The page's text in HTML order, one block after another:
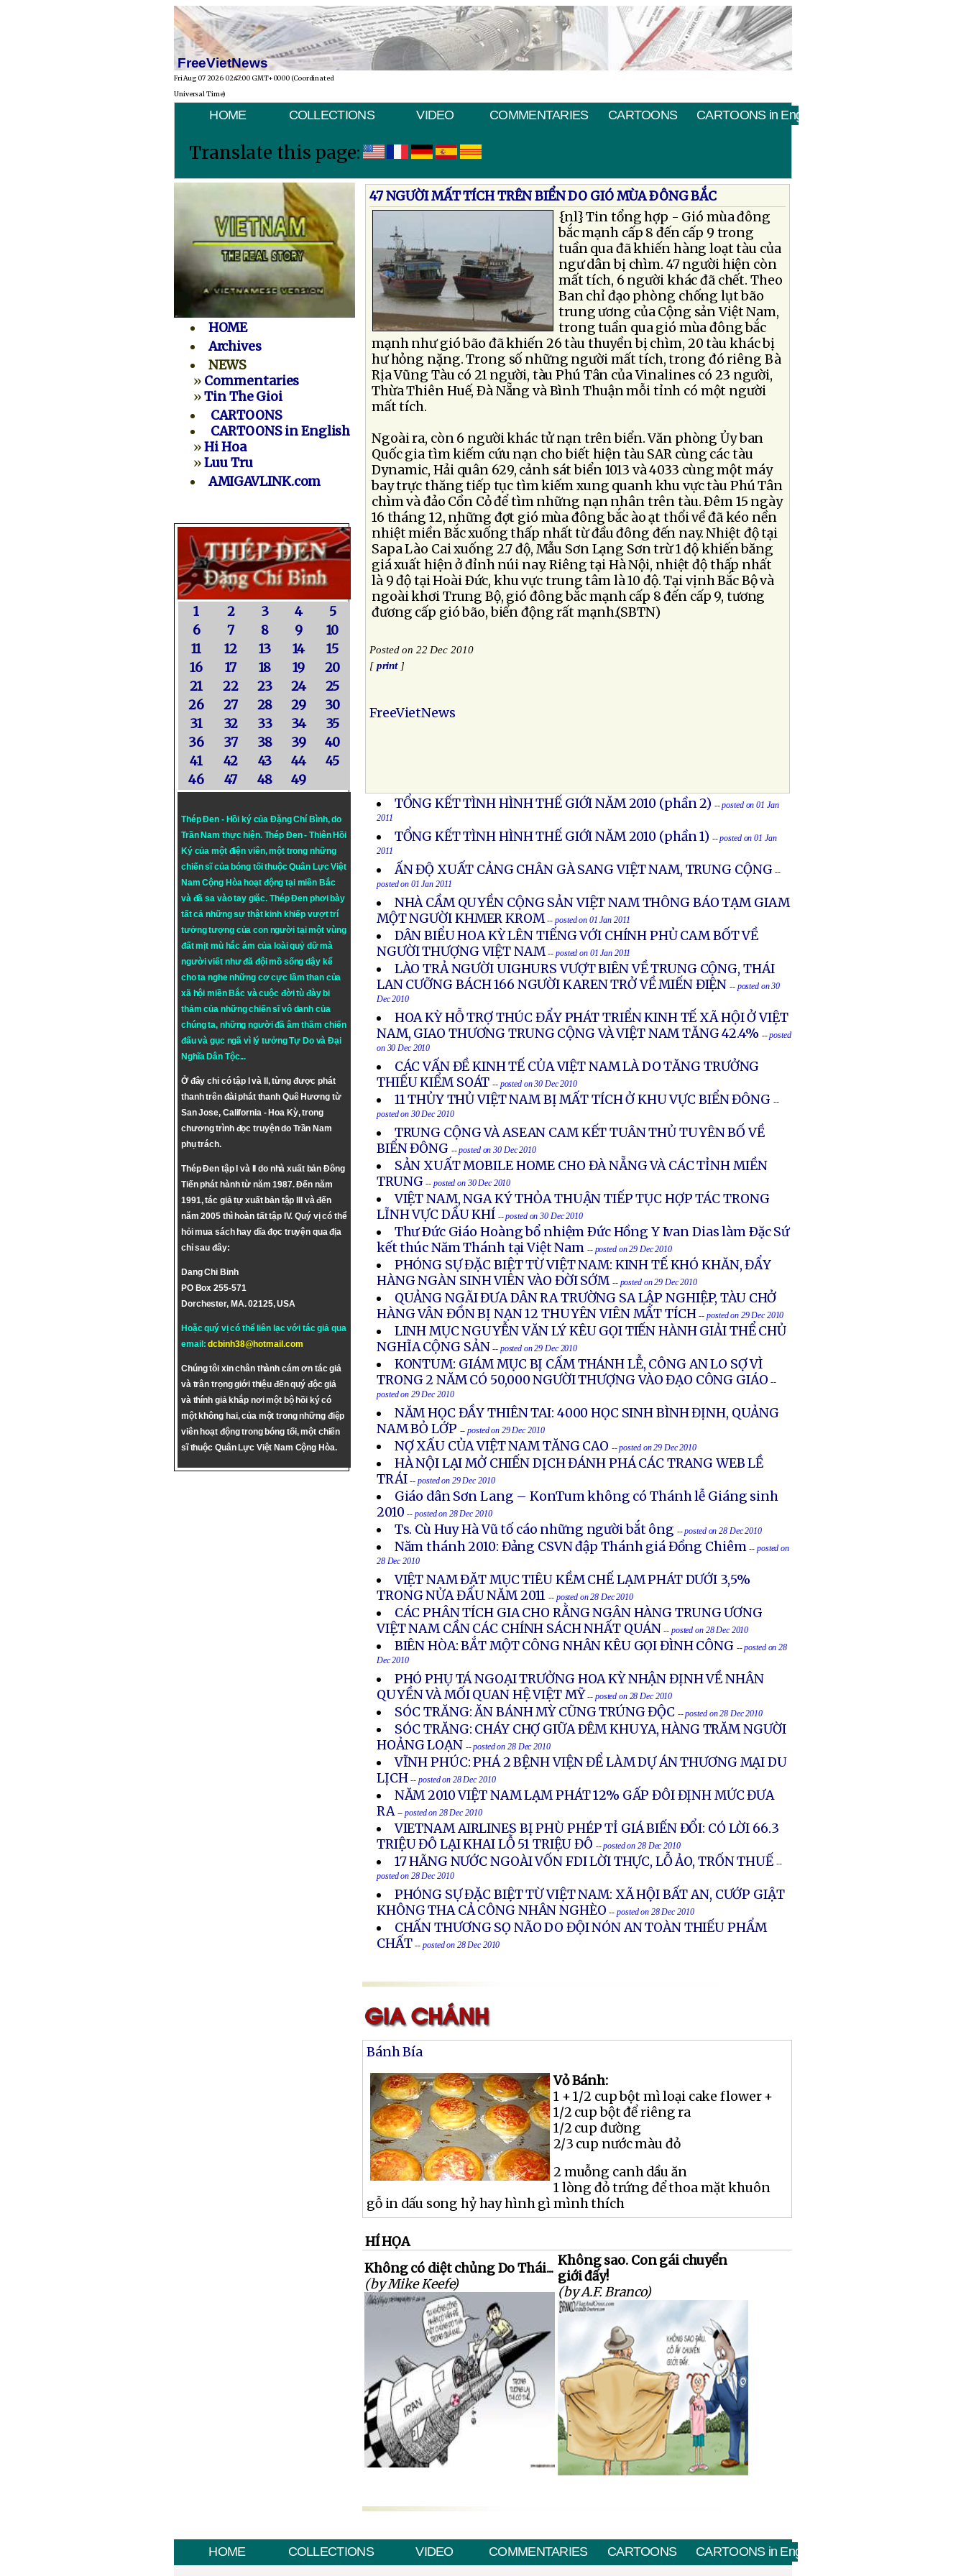
FreeVietNews
Fri Aug 07 2026 02:47:00 GMT+0000 (Coordinated
Universal Time)
HOME COLLECTIONS VIDEO COMMENTARIES CARTOONS CARTOONS in English
Translate this page:
HOME
Archives
NEWS
» Commentaries
»Tin The Gioi
CARTOONS
CARTOONS in English
»Hi Hoa
»Luu Tru
AMIGAVLINK.com
1 2 3 4
5
6
7 8 9
10
11
12 13 14
15
16
17 18 19
20
21
22 23 24
25
26
27 28 29
30
31
32 33 34
35
36
37 38 39
40
41
42 43 44
45
46
47 48 49
Thép Đen - Hồi ký của Đặng Chí Bình, do
Trần Nam thực hiện. Thép Đen- Thiên Hồi
Ký của một điện viên, một trong những
chiến sĩ của bóng tối thuộc Quân Lực Việt
Nam Cộng Hòa hoạt động tại miền Bắc
và đã sa vào tay giặc. Thép Đen phơi bày
tất cả những sự thật kinh khiếp vượt trí
tưởng tượng của con người tại một vùng
đất mịt mù hắc ám của loài quỷ dữ mà
người viết như đã đội mồ sống dậy kể
cho ta nghe những cơ cực lầm than của
xã hội miền Bắc và cuộc đời tù đày bi
thảm của những chiến sĩ vô danh của
chúng ta, những người đã âm thầm chiến
đấu và gục ngã vì lý tưởngTự DovàĐại
Nghĩa Dân Tộc...
Ở đây chỉ có tập I và II, từng được phát
thanh trên đài phát thanh Quê Hương từ
San Jose, California - Hoa Kỳ, trong
chương trình đọc truyện do Trần Nam
phụ trách.
Thép Đen tập I và II do nhà xuất bản Đông
Tiến phát hành từ năm 1987. Đến năm
1991, tác giả tự xuất bản tập III và đến
năm 2005 thì hoàn tất tập IV. Quý vị có thể
hỏi mua sách hay dĩa đọc truyện qua địa
chỉ sau đây:
Dang Chi Binh
PO Box 255-571
Dorchester, MA. 02125, USA
Hoặc quý vị có thể liên lạc với tác giả qua
email:dcbinh38@hotmail.com
Chúng tôi xin chân thành cám ơn tác giả
và trân trọng giới thiệu đến quý độc giả
và thính giả khắp nơi một bộ hồi ký có
một không hai, của một trong những điệp
viên hoạt động trong bóng tối, một chiến
sĩ thuộc Quân Lực Việt Nam Cộng Hòa.
47 NGƯỜI MẤT TÍCH TRÊN BIỂN DO GIÓ MÙA ÐÔNG BẮC
{nl}Tin tổng hợp - Gió mùa đông
bắc mạnh cấp 8 đến cấp 9 trong
tuần qua đã khiến hàng loạt tàu của
ngư dân bị chìm. 47 người hiện còn
mất tích, 6 người khác đã chết. Theo
Ban chỉ đạo phòng chống lụt bão
trung ương của Cộng sản Việt Nam,
trong tuần qua gió mùa đông bắc
mạnh như gió bão đã khiến 26 tàu thuyền bị chìm, 20 tàu khác bị
hư hỏng nặng. Trong số những người mất tích, trong đó riêng Bà
Rịa Vũng Tàu có 21 người, tàu Phú Tân của Vinalines có 23 người,
Thừa Thiên Huế, Ðà Nẵng và Bình Thuận mỗi tỉnh có một người
mất tích.
Ngoài ra, còn 6 người khác tử nạn trên biển. Văn phòng Ủy ban
Quốc gia tìm kiếm cứu nạn cho biết hiện tàu SAR cùng các tàu
Dynamic, Hải quân 629, cảnh sát biển 1013 và 4033 cùng một máy
bay trực thăng tiếp tục tìm kiếm xung quanh khu vực tàu Phú Tân
chìm và đảo Cồn Cỏ để tìm những nạn nhân trên tàu. Ðêm 15 ngày
16 tháng 12, những đợt gió mùa đông bắc ào ạt thổi về đã kéo nền
nhiệt miền Bắc xuống thấp nhất từ đầu đông đến nay. Nhiệt độ tại
Sapa Lào Cai xuống 2.7 độ, Mẫu Sơn Lạng Sơn trừ 1 độ khiến băng
giá xuất hiện ở đỉnh núi nay. Riêng tại Hà Nội, nhiệt độ thấp nhất
là 9 độ tại Hoài Ðức, khu vực trung tâm là 10 độ. Tại vịnh Bắc Bộ và
ngoài khơi Trung Bộ, gió đông bắc mạnh cấp 8 đến cấp 9, tương
đương cấp gió bão, biển động rất mạnh.(SBTN)
Posted on 22 Dec 2010
[print]
FreeVietNews
TỔNG KẾT TÌNH HÌNH THẾ GIỚI NĂM 2010 (phần 2) -- posted on 01 Jan
2011
TỔNG KẾT TÌNH HÌNH THẾ GIỚI NĂM 2010 (phần 1) -- posted on 01 Jan
2011
ẤN ĐỘ XUẤT CẢNG CHÂN GÀ SANG VIỆT NAM, TRUNG CỘNG --
posted on 01 Jan 2011
NHÀ CẦM QUYỀN CỘNG SẢN VIỆT NAM THÔNG BÁO TẠM GIAM
MỘT NGƯỜI KHMER KROM -- posted on 01 Jan 2011
DÂN BIỂU HOA KỲ LÊN TIẾNG VỚI CHÍNH PHỦ CAM BỐT VỀ
NGƯỜI THƯỢNG VIỆT NAM -- posted on 01 Jan 2011
LÀO TRẢ NGƯỜI UIGHURS VƯỢT BIÊN VỀ TRUNG CỘNG, THÁI
LAN CƯỠNG BÁCH 166 NGƯỜI KAREN TRỞ VỀ MIẾN ĐIỆN -- posted on 30
Dec 2010
HOA KỲ HỖ TRỢ THÚC ĐẨY PHÁT TRIỂN KINH TẾ XÃ HỘI Ở VIỆT
NAM, GIAO THƯƠNG TRUNG CỘNG VÀ VIỆT NAM TĂNG 42.4% -- posted
on 30 Dec 2010
CÁC VẤN ĐỀ KINH TẾ CỦA VIỆT NAM LÀ DO TĂNG TRƯỞNG
THIẾU KIỂM SOÁT -- posted on 30 Dec 2010
11 THỦY THỦ VIỆT NAM BỊ MẤT TÍCH Ở KHU VỰC BIỂN ĐÔNG --
posted on 30 Dec 2010
TRUNG CỘNG VÀ ASEAN CAM KẾT TUÂN THỦ TUYÊN BỐ VỀ
BIỂN ĐÔNG -- posted on 30 Dec 2010
SẢN XUẤT MOBILE HOME CHO ĐÀ NẴNG VÀ CÁC TỈNH MIỀN
TRUNG -- posted on 30 Dec 2010
VIỆT NAM, NGA KÝ THỎA THUẬN TIẾP TỤC HỢP TÁC TRONG
LĨNH VỰC DẦU KHÍ -- posted on 30 Dec 2010
Thư Ðức Giáo Hoàng bổ nhiệm Ðức Hồng Y Ivan Dias làm Ðặc Sứ
kết thúc Năm Thánh tại Việt Nam -- posted on 29 Dec 2010
PHÓNG SỰ ĐẶC BIỆT TỪ VIỆT NAM: KINH TẾ KHÓ KHĂN, ĐẨY
HÀNG NGÀN SINH VIÊN VÀO ĐỜI SỚM -- posted on 29 Dec 2010
QUẢNG NGÃI ĐƯA DÂN RA TRƯỜNG SA LẬP NGHIỆP, TÀU CHỞ
HÀNG VÂN ĐỒN BỊ NẠN 12 THUYÊN VIÊN MẤT TÍCH -- posted on 29 Dec 2010
LINH MỤC NGUYỄN VĂN LÝ KÊU GỌI TIẾN HÀNH GIẢI THỂ CHỦ
NGHĨA CỘNG SẢN -- posted on 29 Dec 2010
KONTUM: GIÁM MỤC BỊ CẤM THÁNH LỄ, CÔNG AN LO SỢ VÌ
TRONG 2 NĂM CÓ 50,000 NGƯỜI THƯỢNG VÀO ĐẠO CÔNG GIÁO--
posted on 29 Dec 2010
NĂM HỌC ĐẦY THIÊN TAI: 4000 HỌC SINH BÌNH ĐỊNH, QUẢNG
NAM BỎ LỚP -- posted on 29 Dec 2010
NỢ XẤU CỦA VIỆT NAM TĂNG CAO -- posted on 29 Dec 2010
HÀ NỘI LẠI MỞ CHIẾN DỊCH ĐÁNH PHÁ CÁC TRANG WEB LỀ
TRÁI -- posted on 29 Dec 2010
Giáo dân Sơn Lang – KonTum không có Thánh lễ Giáng sinh
2010 -- posted on 28 Dec 2010
Ts. Cù Huy Hà Vũ tố cáo những người bắt ông -- posted on 28 Dec 2010
Năm thánh 2010: Đảng CSVN đập Thánh giá Đồng Chiêm -- posted on
28 Dec 2010
VIỆT NAM ĐẶT MỤC TIÊU KỀM CHẾ LẠM PHÁT DƯỚI 3,5%
TRONG NỬA ĐẦU NĂM 2011 -- posted on 28 Dec 2010
CÁC PHÂN TÍCH GIA CHO RẰNG NGÂN HÀNG TRUNG ƯƠNG
VIỆT NAM CẦN CÁC CHÍNH SÁCH NHẤT QUÁN -- posted on 28 Dec 2010
BIÊN HÒA: BẮT MỘT CÔNG NHÂN KÊU GỌI ĐÌNH CÔNG -- posted on 28
Dec 2010
PHÓ PHỤ TÁ NGOẠI TRƯỞNG HOA KỲ NHẬN ĐỊNH VỀ NHÂN
QUYỀN VÀ MỐI QUAN HỆ VIỆT MỸ -- posted on 28 Dec 2010
SÓC TRĂNG: ĂN BÁNH MỲ CŨNG TRÚNG ĐỘC -- posted on 28 Dec 2010
SÓC TRĂNG: CHÁY CHỢ GIỮA ÐÊM KHUYA, HÀNG TRĂM NGƯỜI
HOẢNG LOẠN -- posted on 28 Dec 2010
VĨNH PHÚC: PHÁ 2 BỆNH VIỆN ĐỂ LÀM DỰ ÁN THƯƠNG MẠI DU
LỊCH -- posted on 28 Dec 2010
NĂM 2010 VIỆT NAM LẠM PHÁT 12% GẤP ĐÔI ĐỊNH MỨC ĐƯA
RA -- posted on 28 Dec 2010
VIETNAM AIRLINES BỊ PHÙ PHÉP TỈ GIÁ BIẾN ĐỔI: CÓ LỜI 66.3
TRIỆU ĐÔ LẠI KHAI LỖ 51 TRIỆU ĐÔ -- posted on 28 Dec 2010
17 HÃNG NƯỚC NGOÀI VỐN FDI LỜI THỰC, LỖ ẢO, TRỐN THUẾ --
posted on 28 Dec 2010
PHÓNG SỰ ĐẶC BIỆT TỪ VIỆT NAM: XÃ HỘI BẤT AN, CƯỚP GIẬT
KHÔNG THA CẢ CÔNG NHÂN NGHÈO -- posted on 28 Dec 2010
CHẤN THƯƠNG SỌ NÃO DO ĐỘI NÓN AN TOÀN THIẾU PHẨM
CHẤT-- posted on 28 Dec 2010
Bánh Bía
Vỏ Bánh:
1 + 1/2 cup bột mì loại cake flower +
1/2 cup bột để riêng ra
1/2 cup đường
2/3 cup nước màu đỏ
2 muỗng canh dầu ăn
1 lòng đỏ trứng để thoa mặt khuôn
gỗ in dấu song hỷ hay hình gì mình thích
HÍ HỌA
Không có diệt chủng Do Thái...
(by Mike Keefe)
Không sao. Con gái chuyển
giới đấy!
(by A.F. Branco)
HOME COLLECTIONS VIDEO COMMENTARIES CARTOONS CARTOONS in English